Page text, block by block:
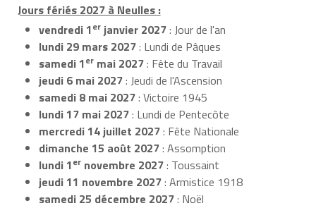
Jours fériés 2027 à Neulles :
vendredi 1er janvier 2027: Jour de l'an
lundi 29 mars 2027: Lundi de Pâques
samedi 1er mai 2027: Fête du Travail
jeudi 6 mai 2027: Jeudi de l'Ascension
samedi 8 mai 2027: Victoire 1945
lundi 17 mai 2027: Lundi de Pentecôte
mercredi 14 juillet 2027: Fête Nationale
dimanche 15 août 2027: Assomption
lundi 1er novembre 2027: Toussaint
jeudi 11 novembre 2027: Armistice 1918
samedi 25 décembre 2027: Noël